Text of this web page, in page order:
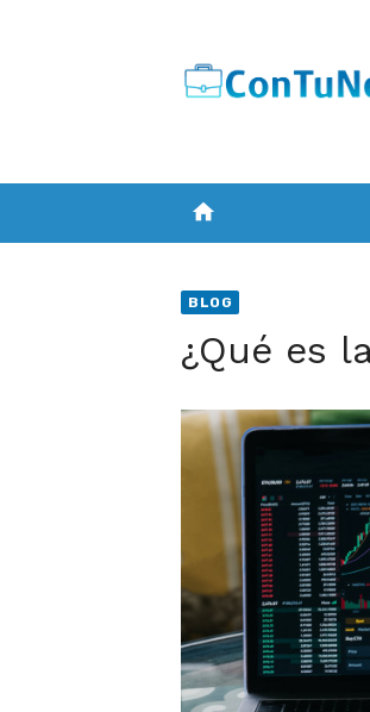
home
BLOG
¿Qué es